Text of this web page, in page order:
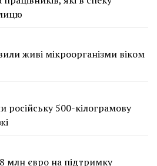
живі мікроорганізми віком
500-кілограмову
млн євро на підтримку